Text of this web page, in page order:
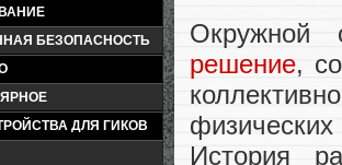
БЕЗОПАСНОСТЬ
ДЛЯ ГИКОВ
Окружной
решение,
История